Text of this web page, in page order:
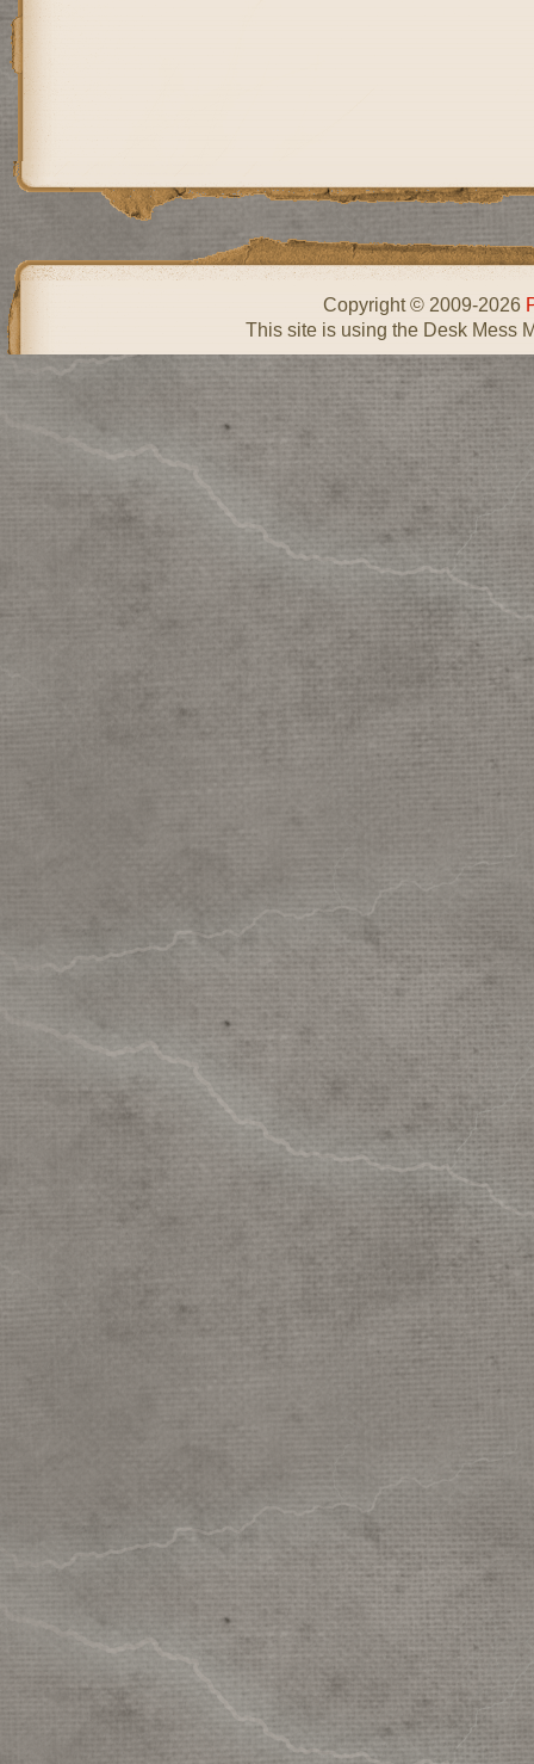
Copyright © 2009-2026
This site is using the Desk Mess